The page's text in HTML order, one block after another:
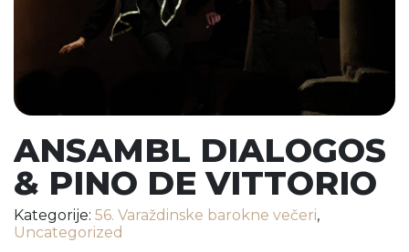
ANSAMBL DIALOGOS
& PINO DE VITTORIO
Kategorije: 56. Varaždinske barokne večeri,
Uncategorized